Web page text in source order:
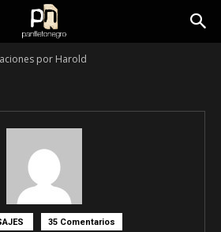
por Harold
35 Comentarios